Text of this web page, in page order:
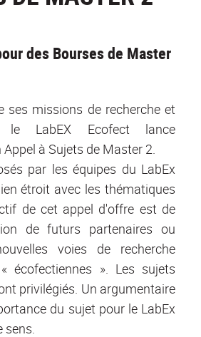
des Bourses de Master
ses missions de recherche et
le LabEX Ecofect lance
à Sujets de Master 2.
par les équipes du LabEx
étroit avec les thématiques
de cet appel d'offre est de
de futurs partenaires ou
voies de recherche
écofectiennes ». Les sujets
privilégiés. Un argumentaire
du sujet pour le LabEx
sens.